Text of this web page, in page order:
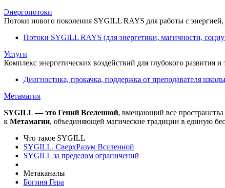
Энергопотоки
Потоки нового поколения SYGILL RAYS для работы с
Потоки SYGILL RAYS (для энергетики, магичности,
Услуги
Комплекс энергетических воздействий для глубокого развития
Диагностика, прокачка, поддержка от преподавателя школы
Метамагия
SYGILL — это Гений Вселенной, вмещающий все
к Метамагии, объединяющей магические традиции в единую
Что такое SYGILL
SYGILL. СверхРазум Вселенной
SYGILL за пределом ограничений
Метаканалы
Богиня Гера